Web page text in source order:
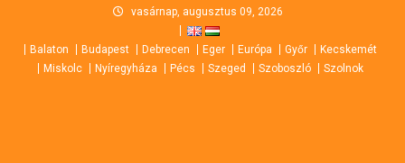
content
vasárnap, augusztus 09, 2026
Balaton Budapest Debrecen Eger Európa Győr
Kecskemét
Miskolc
Nyíregyháza Pécs Szeged Szoboszló Szolnok